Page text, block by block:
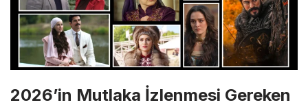
2026’in Mutlaka İzlenmesi Gereken